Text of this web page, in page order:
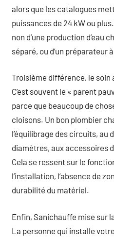
alors que les catalogues
puissances de 24 kW ou
non d’une production d’eau
séparé, ou d’un préparateur
Troisième différence, le soin
C’est souvent le « parent
parce que beaucoup de
cloisons. Un bon plombier
l’équilibrage des circuits, au
diamètres, aux accessoires
Cela se ressent sur le
l’installation, l’absence de
durabilité du matériel.
Enfin, Sanichauffe mise sur
La personne qui installe